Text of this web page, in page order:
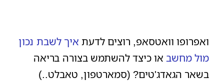
ואפרופו וואטסאפ, רוצים לדעת איך לשבת נכון
מול מחשב או כיצד להשתמש בצורה בריאה
בשאר הגאדג'טים? (סמארטפון, טאבלט..)